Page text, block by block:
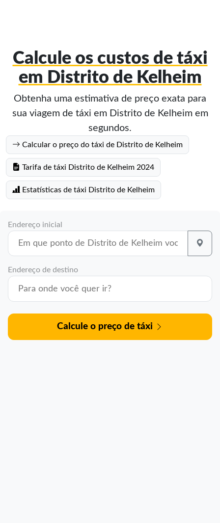
Calcule os custos de táxi
em Distrito de Kelheim
Obtenha uma estimativa de preço exata para
sua viagem de táxi em Distrito de Kelheim em
segundos.
Calcular o preço do táxi de Distrito de Kelheim
Tarifa de táxi Distrito de Kelheim 2024
Estatísticas de táxi Distrito de Kelheim
Endereço inicial
Endereço de destino
Calcule o preço de táxi